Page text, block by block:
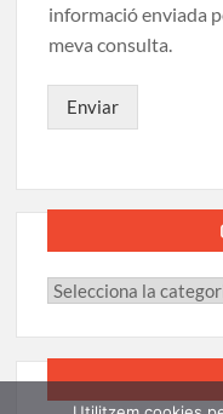
informació enviada
meva consulta.
Enviar